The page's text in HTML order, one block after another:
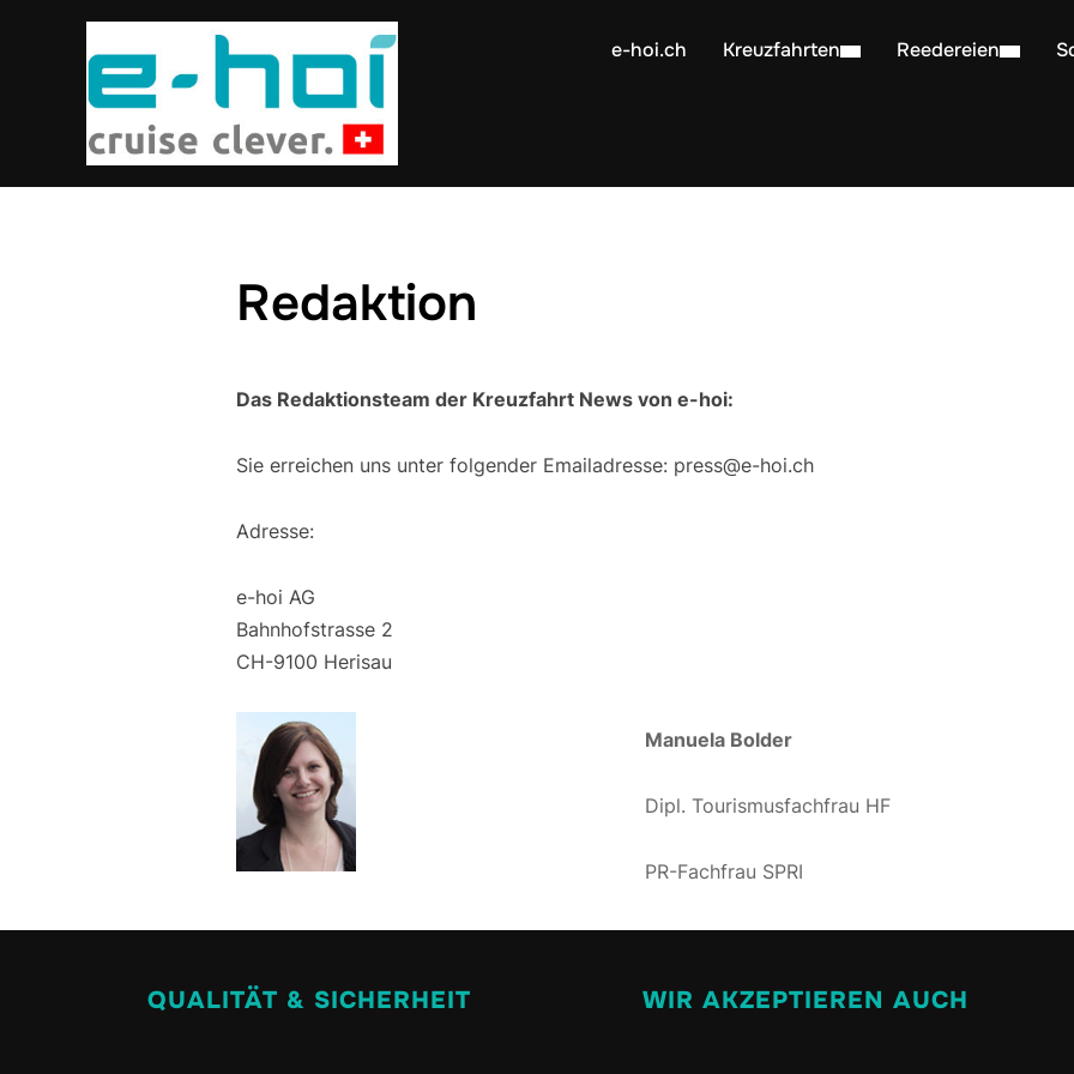
e-hoi.ch Kreuzfahrten Reedereien
Redaktion
Das Redaktionsteam der Kreuzfahrt News von e-hoi:
Sie erreichen uns unter folgender Emailadresse: press@e-hoi.ch
Adresse:
e-hoi AG
Bahnhofstrasse 2
CH-9100 Herisau
Manuela Bolder
Dipl. Tourismusfachfrau HF
PR-Fachfrau SPRI
QUALITÄT & SICHERHEIT WIR AKZEPTIEREN AUCH